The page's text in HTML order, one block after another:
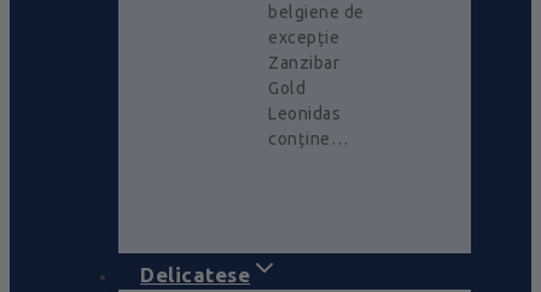
belgiene de
excepție
Zanzibar
Gold
Leonidas
conține…
Delicatese